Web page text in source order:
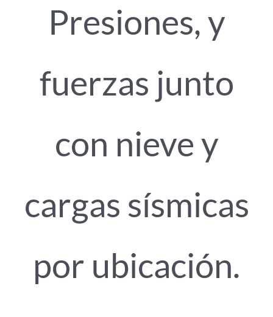
Presiones, y
fuerzas junto
con nieve y
cargas sísmicas
por ubicación.